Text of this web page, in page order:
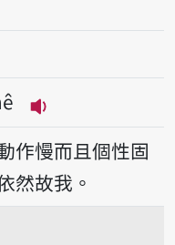
播放音讀bân-
作慢而且個性固
然故我。